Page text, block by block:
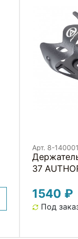
Арт. 8-
Держатель
37
1540 ₽
Под